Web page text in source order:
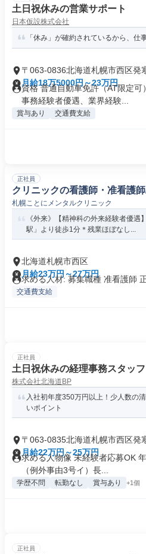
土日祝休みの営業サポート
日本仮設株式会社
「休み」が確約されているから、仕
〒063-0836北海道札幌市西区発
月給18万5000円～23万円
資格 普通自動車免許（AT限定
事務経験者優遇、業界経験...
賞与あり 交通費支給
正社員
クリニックの看護師・准看護
札幌ことにメンタルクリニック
《外来》【精神科の外来経験者優
駅」より徒歩1分＊残業ほぼなし...
北海道札幌市西区
月給23万円～27万円
求める人材: 募集職種 准看護師
交通費支給
正社員
土日祝休みの経理事務スタッフ
株式会社北海道BP
入社初年度350万円以上！少人数の
いポイント
〒063-0835北海道札幌市西区発
月給22万円～25万円
求める人物像 未経験者応募OK
（例外事由3号イ）長...
学歴不問 転勤なし 賞与あり +1個
正社員